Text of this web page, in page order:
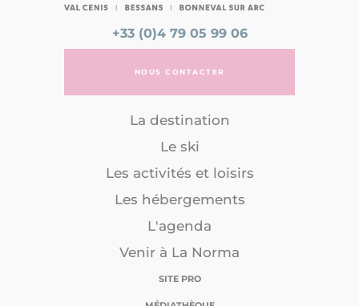
+33 (0)4 79 05 99 06
NOUS CONTACTER
La destination
Le ski
Les activités et loisirs
Les hébergements
L'agenda
Venir à La Norma
SITE PRO